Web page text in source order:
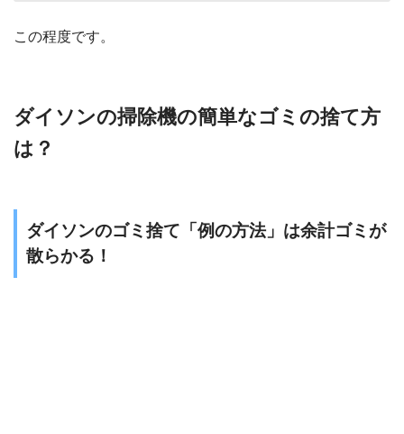
この程度です。
ダイソンの掃除機の簡単なゴミの捨て方
は？
ダイソンのゴミ捨て「例の方法」は余計ゴミが
散らかる！